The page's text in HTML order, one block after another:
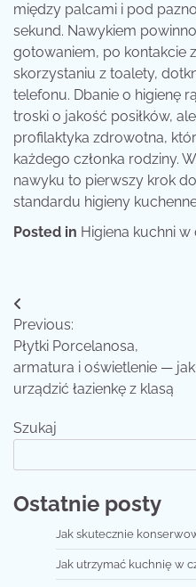
między palcami i pod
sekund. Nawykiem
gotowaniem, po kontakcie
skorzystaniu z toalety,
telefonu. Dbanie o higienę
troski o jakość posiłków,
profilaktyka zdrowotna,
każdego członka rodziny.
nawyku to pierwszy krok
standardu higieny
Posted in Higiena kuchni
Nawigacja
wpisu
Previous:
Płytki Porcelanosa,
armatura i oświetlenie — jak
urządzić łazienkę z klasą
Szukaj
Ostatnie posty
Jak skutecznie
Jak utrzymać kuchnię w